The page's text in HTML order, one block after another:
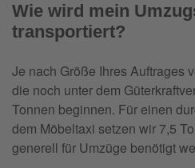
Wie wird mein
transportiert?
Je nach Größe Ihres Auftrages
die noch unter dem
Tonnen beginnen. Für einen
dem Möbeltaxi setzen wir 7,5
generell für Umzüge benötigt